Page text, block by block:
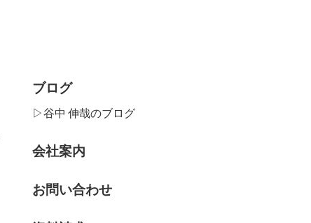
ブログ
▷谷中 伸哉のブログ
会社案内
お問い合わせ